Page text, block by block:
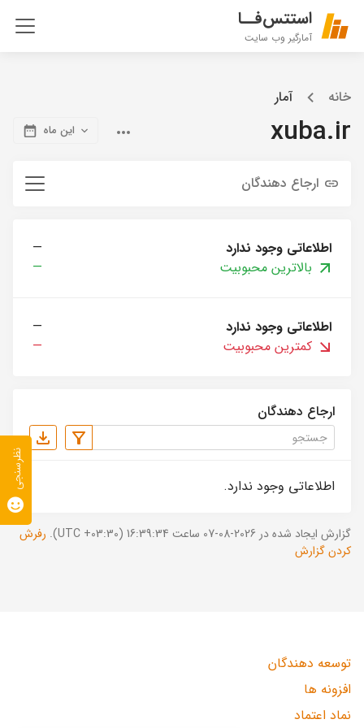
استتس‌فــا
آمارگیر وب سایت
خانه آمار
xuba.ir این ماه
ارجاع دهندگان
اطلاعاتی وجود ندارد
—
بالاترین محبوبیت
—
اطلاعاتی وجود ندارد
—
کمترین محبوبیت
—
ارجاع دهندگان
اطلاعاتی وجود ندارد.
گزارش ایجاد شده در 2026-08-07 ساعت 16:39:34 (UTC +03:30).
رفرش
کردن گزارش
توسعه دهندگان
افزونه ها
نماد اعتماد
نظرسنجی